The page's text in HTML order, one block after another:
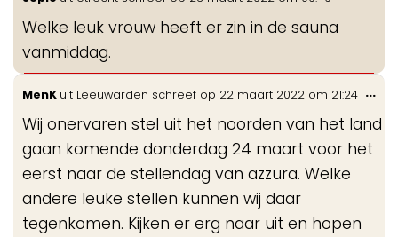
Welke leuk vrouw heeft er zin in de sauna
vanmiddag.
MenK uit Leeuwarden schreef op 22 maart 2022 om 21:24
Wij onervaren stel uit het noorden van het land
gaan komende donderdag 24 maart voor het
eerst naar de stellendag van azzura. Welke
andere leuke stellen kunnen wij daar
tegenkomen. Kijken er erg naar uit en hopen
...